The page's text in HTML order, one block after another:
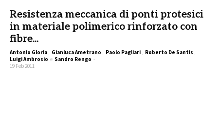
Resistenza meccanica di ponti protesici
in materiale polimerico rinforzato con
fibre...
Antonio Gloria , Gianluca Ametrano , Paolo Pagliari , Roberto De Santis ,
Luigi Ambrosio e Sandro Rengo -
19 Feb 2011